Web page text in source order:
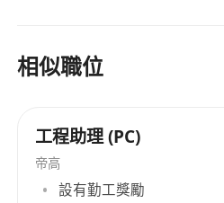
相似職位
工程助理 (PC)
帝高
設有勤工獎勵